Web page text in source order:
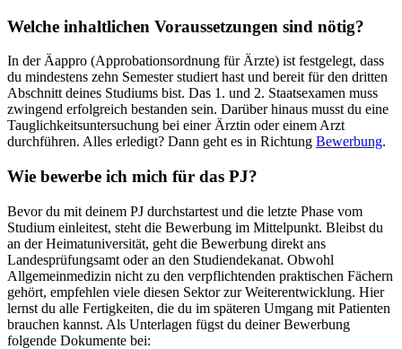
Welche inhaltlichen Voraussetzungen sind nötig?
In der Äappro (Approbationsordnung für Ärzte) ist festgelegt, dass
du mindestens zehn Semester studiert hast und bereit für den dritten
Abschnitt deines Studiums bist. Das 1. und 2. Staatsexamen muss
zwingend erfolgreich bestanden sein. Darüber hinaus musst du eine
Tauglichkeitsuntersuchung bei einer Ärztin oder einem Arzt
durchführen. Alles erledigt? Dann geht es in Richtung Bewerbung.
Wie bewerbe ich mich für das PJ?
Bevor du mit deinem PJ durchstartest und die letzte Phase vom
Studium einleitest, steht die Bewerbung im Mittelpunkt. Bleibst du
an der Heimatuniversität, geht die Bewerbung direkt ans
Landesprüfungsamt oder an den Studiendekanat. Obwohl
Allgemeinmedizin nicht zu den verpflichtenden praktischen Fächern
gehört, empfehlen viele diesen Sektor zur Weiterentwicklung. Hier
lernst du alle Fertigkeiten, die du im späteren Umgang mit Patienten
brauchen kannst. Als Unterlagen fügst du deiner Bewerbung
folgende Dokumente bei: